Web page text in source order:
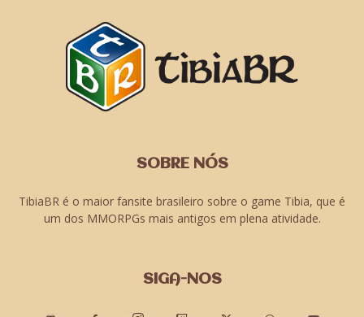
SOBRE NÓS
TibiaBR é o maior fansite brasileiro sobre o game Tibia, que é
um dos MMORPGs mais antigos em plena atividade.
SIGA-NOS